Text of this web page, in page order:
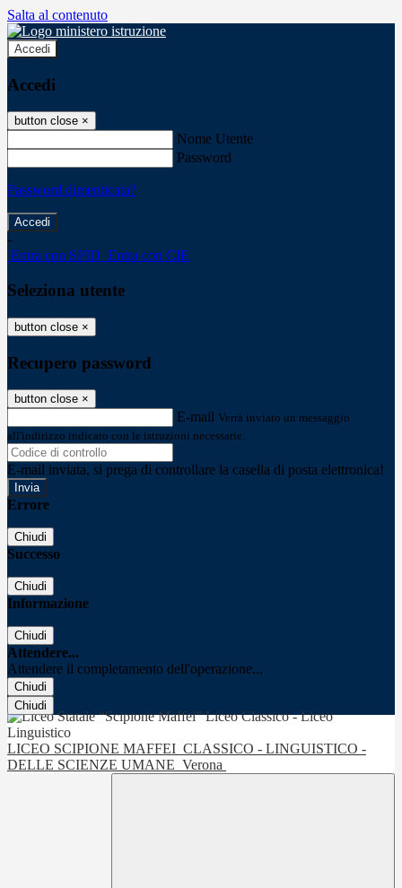
Salta al contenuto
Accedi
Accedi
button close ×
Nome Utente
Password
Password dimenticata?
-
Entra con SPID Entra con CIE
Seleziona utente
button close ×
Recupero password
button close ×
E-mail Verrà inviato un messaggio
all'indirizzo indicato con le istruzioni necessarie.
E-mail inviata, si prega di controllare la casella di posta elettronica!
Errore
Chiudi
Successo
Chiudi
Informazione
Chiudi
Attendere...
Attendere il completamento dell'operazione...
Chiudi
Chiudi
LICEO SCIPIONE MAFFEI CLASSICO - LINGUISTICO -
DELLE SCIENZE UMANE Verona